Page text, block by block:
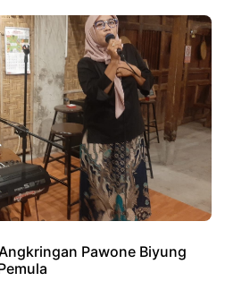
Pawone Biyung